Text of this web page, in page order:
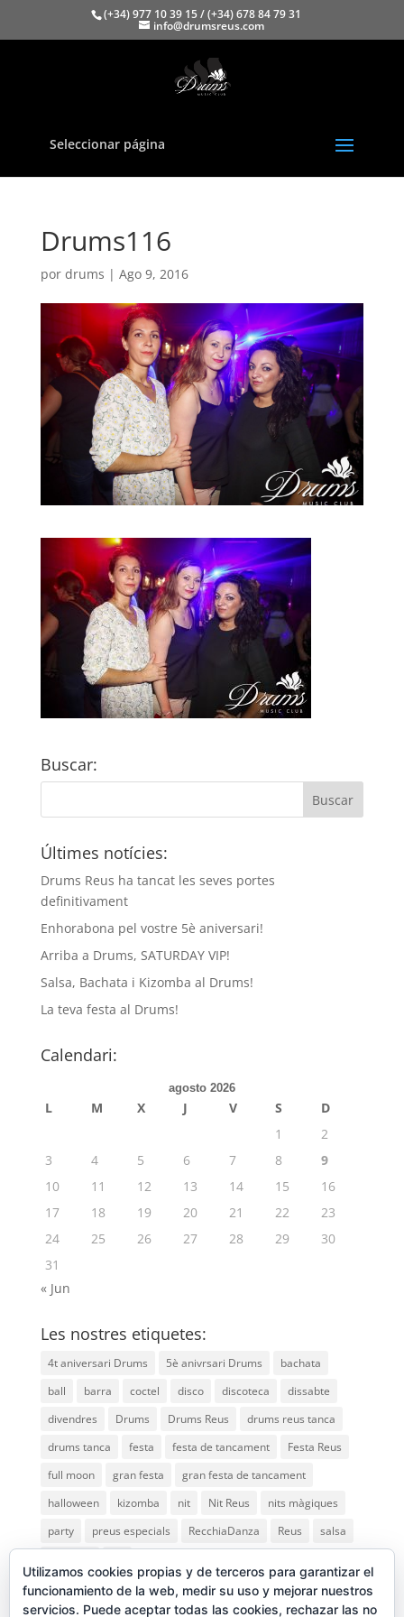
(+34) 977 10 39 15 / (+34) 678 84 79 31
info@drumsreus.com
Seleccionar página
Drums116
por drums | Ago 9, 2016
Buscar:
Últimes notícies:
Drums Reus ha tancat les seves portes
definitivament
Enhorabona pel vostre 5è aniversari!
Arriba a Drums, SATURDAY VIP!
Salsa, Bachata i Kizomba al Drums!
La teva festa al Drums!
Calendari:
agosto 2026
L M X J V S
D
1
2
3
4 5 6 7 8
9
10
11 12 13 14 15
16
17
18 19 20 21 22
23
24
25 26 27 28 29
30
31
« Jun
Les nostres etiquetes:
4t aniversari Drums 5è anivrsari Drums
bachata
ball
barra coctel disco discoteca
dissabte
divendres
Drums Drums Reus
drums reus tanca
drums tanca
festa festa de tancament
Festa Reus
full moon
gran festa
gran festa de tancament
halloween
kizomba nit Nit Reus
nits màgiques
party
preus especials RecchiaDanza Reus
salsa
Utilizamos cookies propias y de terceros para garantizar el
funcionamiento de la web, medir su uso y mejorar nuestros
servicios. Puede aceptar todas las cookies, rechazar las no